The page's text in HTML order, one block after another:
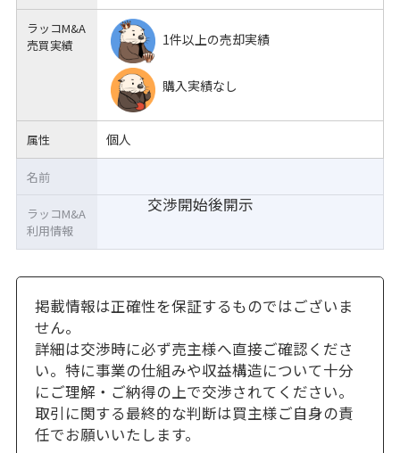
ラッコM&A
売買実績
1件以上の売却実績
購入実績なし
属性 個人
交渉開始後開示
名前
ラッコM&A
利用情報
掲載情報は正確性を保証するものではございま
せん。
詳細は交渉時に必ず売主様へ直接ご確認くださ
い。特に事業の仕組みや収益構造について十分
にご理解・ご納得の上で交渉されてください。
取引に関する最終的な判断は買主様ご自身の責
任でお願いいたします。